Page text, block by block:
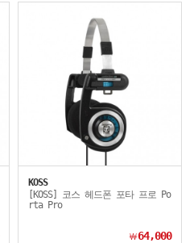
KOSS
[KOSS] 코스 헤드폰 포타 프로 Po
rta Pro
￦64,000